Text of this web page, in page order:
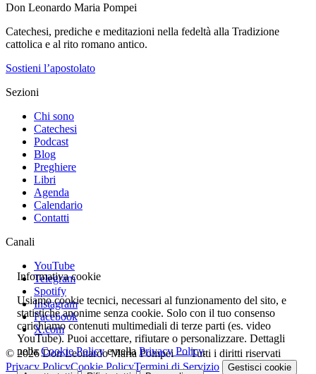
Don Leonardo Maria Pompei
Catechesi, prediche e meditazioni nella fedeltà alla Tradizione
cattolica e al rito romano antico.
Sostieni l’apostolato
Sezioni
Chi sono
Catechesi
Podcast
Blog
Preghiere
Libri
Agenda
Calendario
Contatti
Canali
YouTube
Telegram
Spotify
Instagram
Facebook
X.com
© 2026 Don Leonardo Maria Pompei — Tutti i diritti riservati
Privacy PolicyCookie PolicyTermini di Servizio Gestisci cookie
Informativa cookie
Usiamo cookie tecnici, necessari al funzionamento del sito, e
statistiche anonime senza cookie. Solo con il tuo consenso
carichiamo contenuti multimediali di terze parti (es. video
YouTube). Puoi accettare, rifiutare o personalizzare. Dettagli
nellaCookie Policye nella Privacy Policy.